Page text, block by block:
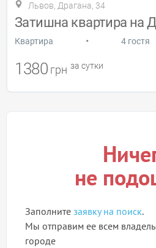
Львов, Драгана, 34
Затишна квартира на
Квартира • 4 гостя
1380 грн за сутки
не
Заполните заявку на поиск.
Мы отправим ее всем
городе